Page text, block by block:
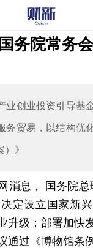
务院常务
业创业投资引导基
务贸易，以结构优
》
消息， 国务院
定设立国家新
升级；部署加快
通过《博物馆条